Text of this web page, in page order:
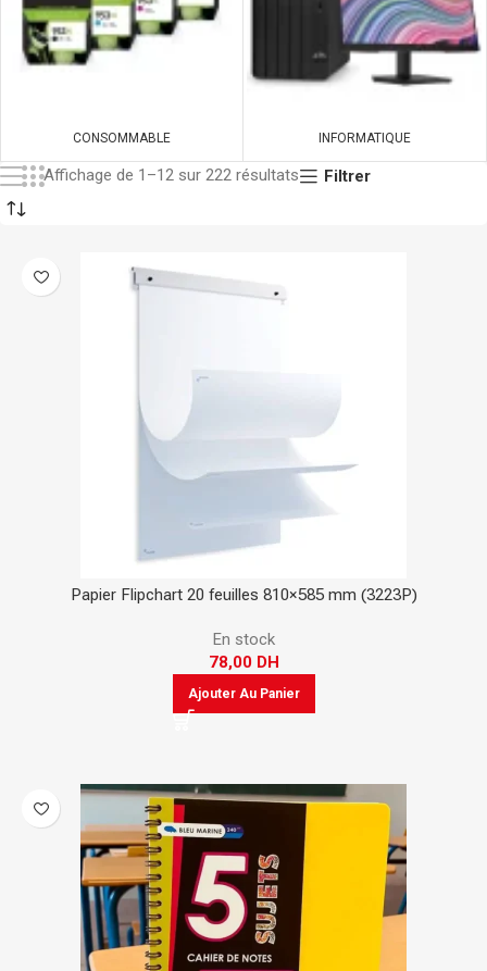
CONSOMMABLE INFORMATIQUE
Affichage de 1–12 sur 222 résultats Filtrer
Papier Flipchart 20 feuilles 810×585 mm (3223P)
En stock
78,00 DH
Ajouter Au Panier